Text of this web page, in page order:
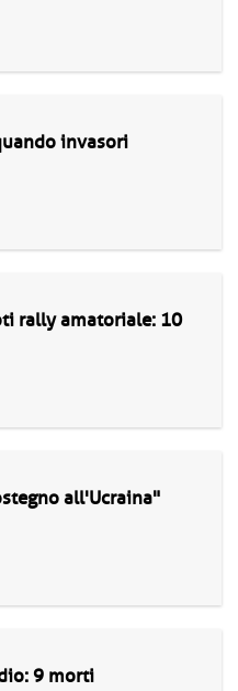
invasori
rally amatoriale: 10
all'Ucraina"
9 morti